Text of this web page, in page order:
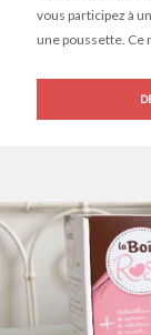
vous participez à
une poussette. Ce